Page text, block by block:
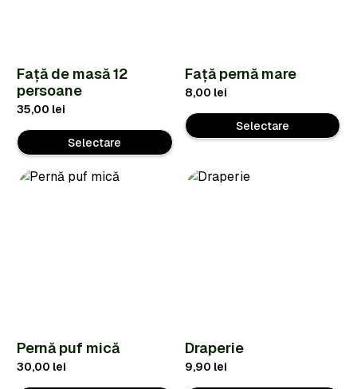
Față de masă 12
persoane
35,00 lei
Selectare
Față pernă mare
8,00 lei
Selectare
Pernă puf mică
30,00 lei
Draperie
9,90 lei